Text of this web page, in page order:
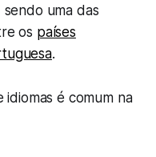
uma das
os países
.
é comum na